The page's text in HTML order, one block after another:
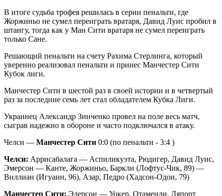
В итоге судьба трофея решилась в серии пенальти, где
Жоржиньо не сумел переиграть вратаря, Давид Луис пробил в
штангу, тогда как у Ман Сити вратаря не сумел переиграть
только Сане.
Решающий пенальти на счету Рахима Стерлинга, который
уверенно реализовал пенальти и принес Манчестер Сити
Кубок лиги.
Манчестер Сити в шестой раз в своей истории и в четвертый
раз за последние семь лет стал обладателем Кубка Лиги.
Украинец Александр Зинченко провел на поле весь матч,
сыграв надежно в обороне и часто подключался в атаку.
Челси — Манчестер Сити 0:0 (по пенальти - 3:4 )
Челси: Аррисабалага — Аспиликуэта, Рюдигер, Давид Луис,
Эмерсон — Канте, Жоржиньо, Баркли (Лофтус-Чик, 89) —
Виллиан (Игуаин, 96), Азар, Педро (Хадсон-Одои, 79)
Манчестер Сити: Эдерсон — Уокер, Отаменди, Ляпорт